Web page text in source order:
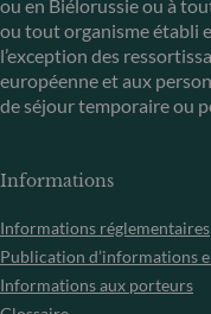
ou en Biélorussie ou à
ou tout organisme établi
l’exception des
européenne et aux
de séjour temporaire ou
Informations
Informations réglementaires
Publication d’informations
Informations aux porteurs